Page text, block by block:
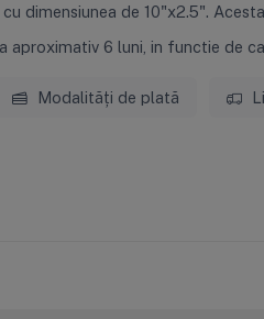
dimensiunea de 10"x2.5".
aproximativ 6 luni, in functie de
Modalități de plată